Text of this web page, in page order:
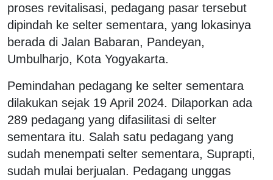
proses revitalisasi, pedagang pasar tersebut
dipindah ke selter sementara, yang lokasinya
berada di Jalan Babaran, Pandeyan,
Umbulharjo, Kota Yogyakarta.
Pemindahan pedagang ke selter sementara
dilakukan sejak 19 April 2024. Dilaporkan ada
289 pedagang yang difasilitasi di selter
sementara itu. Salah satu pedagang yang
sudah menempati selter sementara, Suprapti,
sudah mulai berjualan. Pedagang unggas